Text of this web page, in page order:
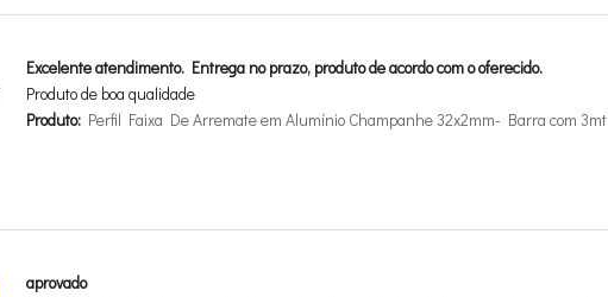
Excelente atendimento. Entrega no prazo, produto de acordo com o oferecido.
Produto de boa qualidade
Produto: Perfil Faixa De Arremate em Alumínio Champanhe 32x2mm- Barra com 3mt
aprovado